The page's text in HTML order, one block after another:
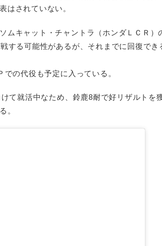
はされていない。
ムキャット・チャントラ（ホンダＬＣＲ）
する可能性があるが、それまでに回復でき
の代役も予定に入っている。
て就活中なため、鈴鹿8耐で好リザルトを
。